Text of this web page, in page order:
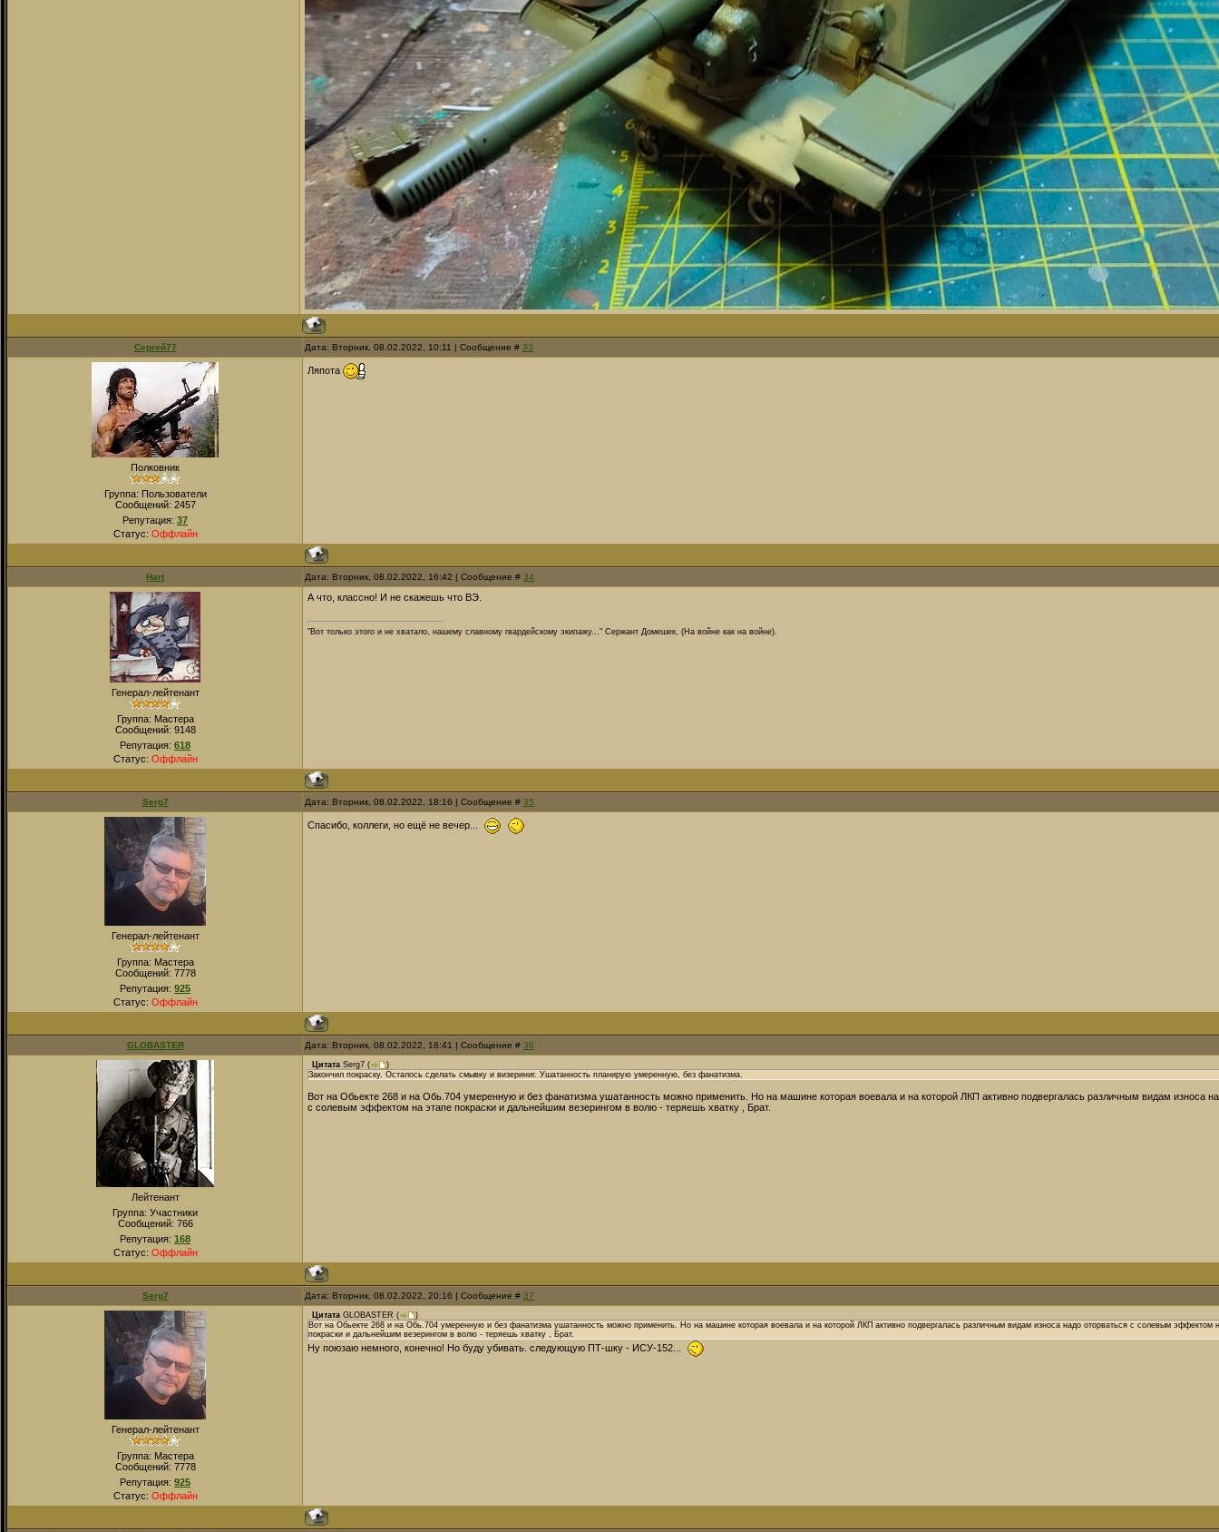
Сергей77 Дата: Вторник, 08.02.2022, 10:11 | Сообщение # 33
Полковник
Группа: Пользователи
Сообщений: 2457
Репутация: 37
Статус: Оффлайн
Ляпота
Hart Дата: Вторник, 08.02.2022, 16:42 | Сообщение # 34
Генерал-лейтенант
Группа: Мастера
Сообщений: 9148
Репутация: 618
Статус: Оффлайн
А что, классно! И не скажешь что ВЭ.
"Вот только этого и не хватало, нашему славному гвардейскому экипажу..." Сержант Домешек, (На войне как на войне).
Serg7 Дата: Вторник, 08.02.2022, 18:16 | Сообщение # 35
Генерал-лейтенант
Группа: Мастера
Сообщений: 7778
Репутация: 925
Статус: Оффлайн
Спасибо, коллеги, но ещё не вечер...
GLOBASTER Дата: Вторник, 08.02.2022, 18:41 | Сообщение # 36
Лейтенант
Группа: Участники
Сообщений: 766
Репутация: 168
Статус: Оффлайн
Цитата Serg7 (
)
Закончил покраску. Осталось сделать смывку и визериниг. Ушатанность планирую умеренную, без фанатизма.
Вот на Обьекте 268 и на Обь.704 умеренную и без фанатизма ушатанность можно применить. Но на машине которая воевала и на которой ЛКП активно подвергалась различным видам износа
с солевым эффектом на этапе покраски и дальнейшим везерингом в волю - теряешь хватку , Брат.
Serg7 Дата: Вторник, 08.02.2022, 20:16 | Сообщение # 37
Генерал-лейтенант
Группа: Мастера
Сообщений: 7778
Репутация: 925
Статус: Оффлайн
Цитата GLOBASTER (
)
Вот на Обьекте 268 и на Обь.704 умеренную и без фанатизма ушатанность можно применить. Но на машине которая воевала и на которой ЛКП активно подвергалась различным видам износа надо оторваться с солевым эффектом
покраски и дальнейшим везерингом в волю - теряешь хватку , Брат.
Ну поюзаю немного, конечно! Но буду убивать. следующую ПТ-шку - ИСУ-152...